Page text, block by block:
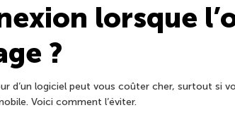
lorsque
?
d’un logiciel peut vous coûter cher, surtout si
Voici comment l’éviter.